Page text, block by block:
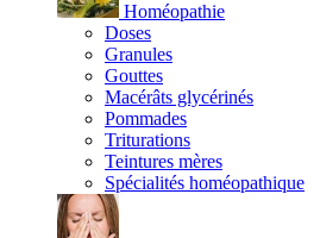
Homéopathie
Doses
Granules
Gouttes
Macérâts glycérinés
Pommades
Triturations
Teintures mères
Spécialités homéopathique